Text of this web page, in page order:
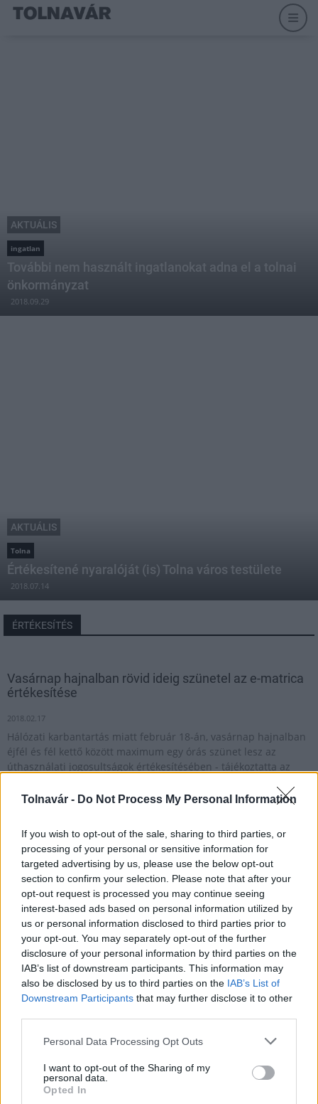
Tolnavár - Do Not Process My Personal Information
If you wish to opt-out of the sale, sharing to third parties, or
processing of your personal or sensitive information for
targeted advertising by us, please use the below opt-out
section to confirm your selection. Please note that after your
opt-out request is processed you may continue seeing
interest-based ads based on personal information utilized by
us or personal information disclosed to third parties prior to
your opt-out. You may separately opt-out of the further
disclosure of your personal information by third parties on the
IAB’s list of downstream participants. This information may
also be disclosed by us to third parties on the IAB’s List of
Downstream Participants that may further disclose it to other
Please note that this website/app uses one or more Google
not limited to your visit or usage behaviour. You may click to
grant or deny consent to Google and its third-party tags to
use your data for below specified purposes in below Google
Personal Data Processing Opt Outs
I want to opt-out of the Sharing of my
personal data.
Opted In
AKTUÁLIS
ingatlan
További nem használt ingatlanokat adna el a tolnai
önkormányzat
2018.09.29
AKTUÁLIS
Tolna
Értékesítené nyaralóját (is) Tolna város testülete
2018.07.14
ÉRTÉKESÍTÉS
Vasárnap hajnalban rövid ideig szünetel az e-matrica
értékesítése
2018.02.17
Hálózati karbantartás miatt február 18-án, vasárnap hajnalban
éjfél és fél kettő között maximum egy órás szünet lesz az
úthasználati jogosultságok értékesítésében - tájékoztatta az
1
HÍRLEVÉL
Név
E-mail cím
Feliratkozom a hírlevélre és elfogadom azadatvédelmi
szabályzatot!
FELIRATKOZÁS